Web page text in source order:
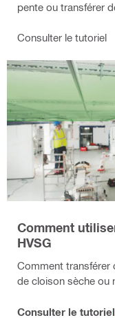
pente ou transférer
Consulter le tutoriel
Comment
HVSG
Comment transférer
de cloison sèche ou
Consulter le tutoriel